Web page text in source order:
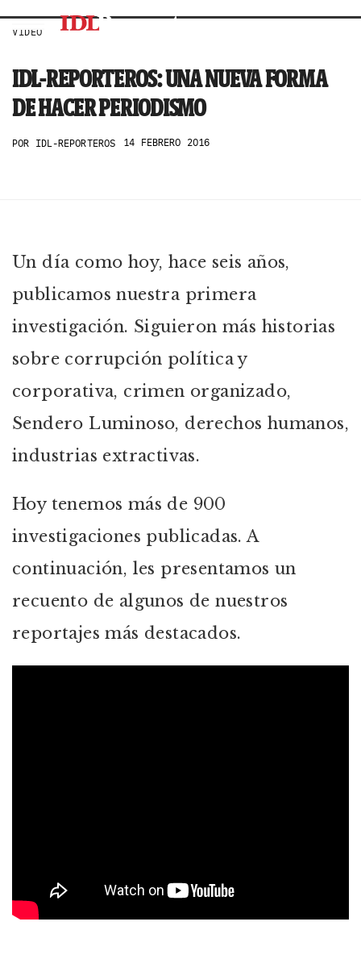
VIDEO
IDL-REPORTEROS: UNA NUEVA FORMA
DE HACER PERIODISMO
POR IDL-REPORTEROS 14 FEBRERO 2016
Un día como hoy, hace seis años,
publicamos nuestra primera
investigación. Siguieron más historias
sobre corrupción política y
corporativa, crimen organizado,
Sendero Luminoso, derechos humanos,
industrias extractivas.
Hoy tenemos más de 900
investigaciones publicadas. A
continuación, les presentamos un
recuento de algunos de nuestros
reportajes más destacados.